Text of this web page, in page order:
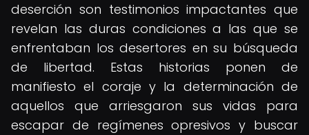
deserción son testimonios impactantes que
revelan las duras condiciones a las que se
enfrentaban los desertores en su búsqueda
de libertad. Estas historias ponen de
manifiesto el coraje y la determinación de
aquellos que arriesgaron sus vidas para
escapar de regímenes opresivos y buscar